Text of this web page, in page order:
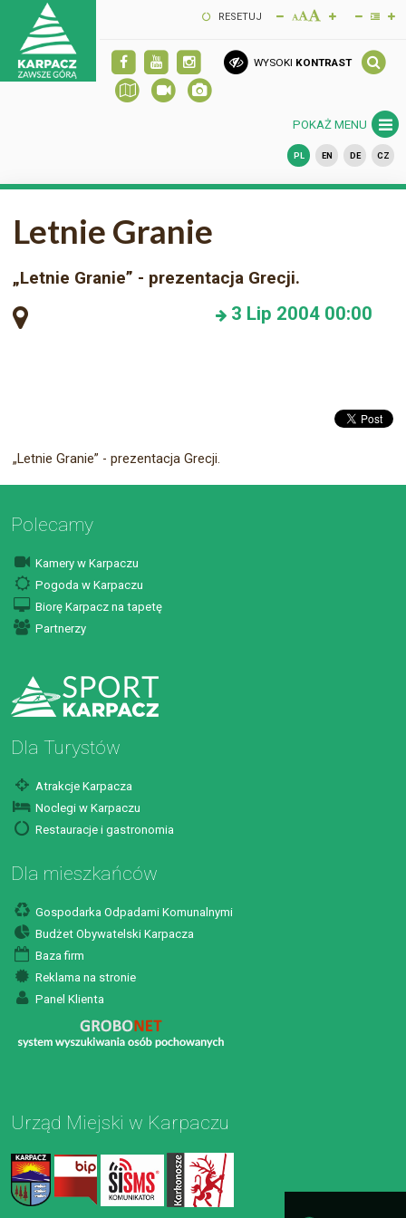
RESETUJ
WYSOKI KONTRAST
POKAŻ MENU
PL EN DE CZ
Letnie Granie
„Letnie Granie” - prezentacja Grecji.
3 Lip 200400:00
„Letnie Granie” - prezentacja Grecji.
Polecamy
Kamery w Karpaczu
Pogoda w Karpaczu
Biorę Karpacz na tapetę
Partnerzy
Dla Turystów
Atrakcje Karpacza
Noclegi w Karpaczu
Restauracje i gastronomia
Dla mieszkańców
Gospodarka Odpadami Komunalnymi
Budżet Obywatelski Karpacza
Baza firm
Reklama na stronie
Panel Klienta
Urząd Miejski w Karpaczu